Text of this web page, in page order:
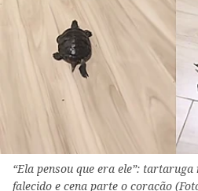
“Ela pensou que era ele”:
falecido e cena parte o coração